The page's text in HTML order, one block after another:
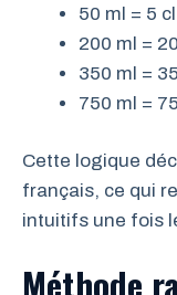
50 ml = 5
200 ml =
350 ml =
750 ml =
Cette logique
français, ce qui
intuitifs une fois
Méthode